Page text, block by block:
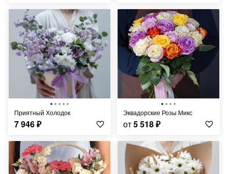
Приятный Холодок
7 946₽
Эквадорские Розы Микс
от5 518₽